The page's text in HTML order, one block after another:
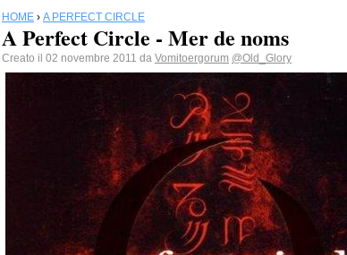
HOME › A PERFECT CIRCLE
A Perfect Circle - Mer de noms
Creato il 02 novembre 2011 da Vomitoergorum @Old_Glory